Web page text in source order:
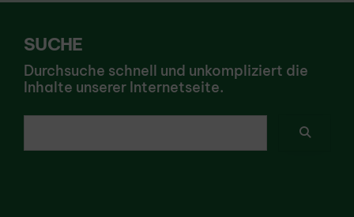
SUCHE
Durchsuche schnell und unkompliziert die
Inhalte unserer Internetseite.